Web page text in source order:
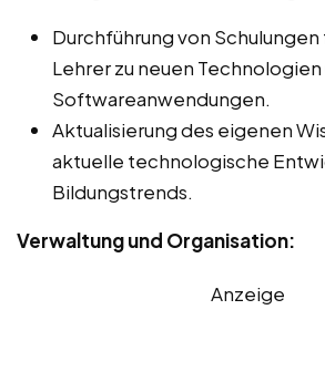
Durchführung von Schulungen
Lehrer zu neuen Technologien
Softwareanwendungen.
Aktualisierung des eigenen
aktuelle technologische
Bildungstrends.
Verwaltung und Organisation:
Anzeige